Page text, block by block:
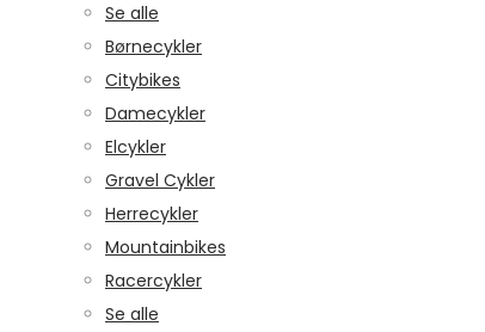
Se alle
Børnecykler
Citybikes
Damecykler
Elcykler
Gravel Cykler
Herrecykler
Mountainbikes
Racercykler
Se alle